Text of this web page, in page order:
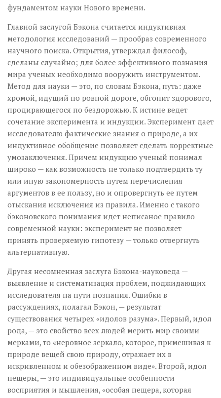
фундаментом науки Нового времени.
Главной заслугой Бэкона считается индуктивная
методология исследований — прообраз современного
научного поиска. Открытия, утверждал философ,
сделаны случайно; для более эффективного познания
мира ученых необходимо вооружить инструментом.
Метод для науки — это, по словам Бэкона, путь: даже
хромой, идущий по ровной дороге, обгонит здорового,
продирающегося по бездорожью. К истине ведет
сочетание эксперимента и индукции. Эксперимент дает
исследователю фактические знания о природе, а их
индуктивное обобщение позволяет сделать корректные
умозаключения. Причем индукцию ученый понимал
широко — как возможность не только подтвердить ту
или иную закономерность путем перечисления
аргументов в ее пользу, но и опровергнуть ее путем
отыскания исключения из правила. Именно с такого
бэконовского понимания идет неписаное правило
современной науки: эксперимент не позволяет
принять проверяемую гипотезу — только отвергнуть
альтернативную.
Другая несомненная заслуга Бэкона-науковеда —
выявление и систематизация проблем, поджидающих
исследователя на пути познания. Ошибки в
рассуждениях, полагал Бэкон, — результат
существования четырех «идолов разума». Первый, идол
рода, — это свойство всех людей мерить мир своими
мерками, то «неровное зеркало, которое, примешивая к
природе вещей свою природу, отражает их в
искривленном и обез­ображенном виде». Второй, идол
пещеры, — это индивидуальные особенности
восприятия и мышления, «особая пещера, которая